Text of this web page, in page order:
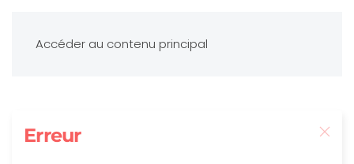
Accéder au contenu principal
Erreur